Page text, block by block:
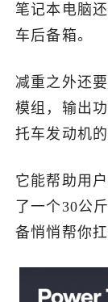
笔记本电脑
车后备箱。
减重之外还
模组，输出
托车发动机
它能帮助用
了一个30公
备悄悄帮你